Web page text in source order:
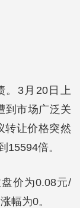
。3月20日上
到市场广泛关
转让价格突然
15594倍。
价为0.08元/
幅为0。